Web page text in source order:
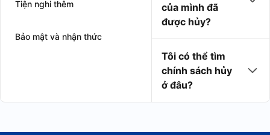
Tiện nghi thêm
Bảo mật và nhận thức
của mình đã
được hủy?
Tôi có thể tìm
chính sách hủy
ở đâu?